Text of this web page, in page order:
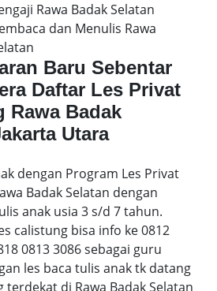
Rawa Badak Selatan
dan Menulis Rawa
Baru Sebentar
Daftar Les Privat
Rawa Badak
Utara
dengan Program Les Privat
Badak Selatan dengan
anak usia 3 s/d 7 tahun.
calistung bisa info ke 0812
0813 3086 sebagai guru
les baca tulis anak tk datang
terdekat di Rawa Badak Selatan